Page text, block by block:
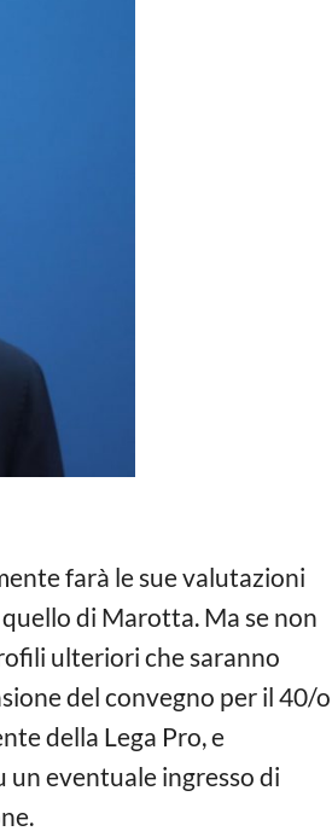
farà le sue valutazioni
di Marotta. Ma se non
ulteriori che saranno
del convegno per il 40/o
della Lega Pro, e
un eventuale ingresso di